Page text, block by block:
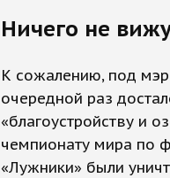
Ничего не
К сожалению, под
очередной раз
«благоустройству и
чемпионату мира по
«Лужники» были